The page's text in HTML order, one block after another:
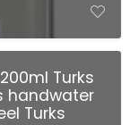
Turks
handwater
Turks